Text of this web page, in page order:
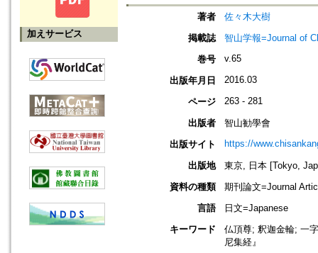
加えサービス
著者
佐々木大樹
掲載誌
智山学報=Journal of
巻号
v.65
出版年月日 2016.03
ページ 263 - 281
出版者
智山勧學會
出版サイト
https://
出版地
東京, 日本 [Tokyo,
資料の種類
期刊論文=Journal
言語
日文=Japanese
キーワード
仏頂尊; 釈迦金輪; 一
尼集経』